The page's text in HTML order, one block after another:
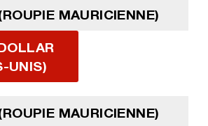
MAURICIENNE)
UNIS)
MAURICIENNE)